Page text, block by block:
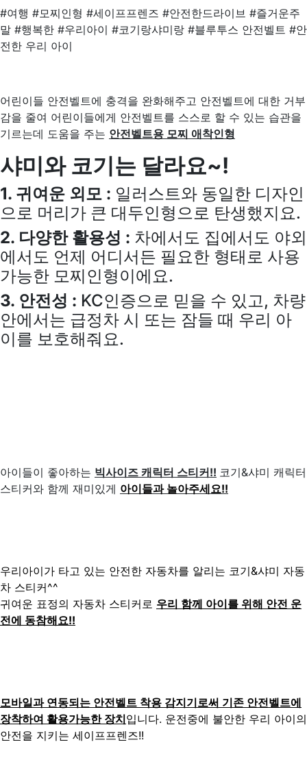
#여행 #모찌인형 #세이프프렌즈 #안전한드라이브 #즐거운주
말 #행복한 #우리아이 #코기랑샤미랑 #블루투스 안전벨트 #안
전한 우리 아이
어린이들 안전벨트에 충격을 완화해주고 안전벨트에 대한 거부
감을 줄여 어린이들에게 안전벨트를 스스로 할 수 있는 습관을
기르는데 도움을 주는 안전벨트용 모찌 애착인형
샤미와 코기는 달라요~!
1. 귀여운 외모 : 일러스트와 동일한 디자인
으로 머리가 큰 대두인형으로 탄생했지요.
2. 다양한 활용성 : 차에서도 집에서도 야외
에서도 언제 어디서든 필요한 형태로 사용
가능한 모찌인형이에요.
3. 안전성 : KC인증으로 믿을 수 있고, 차량
안에서는 급정차 시 또는 잠들 때 우리 아
이를 보호해줘요.
아이들이 좋아하는 빅사이즈 캐릭터 스티커!! 코기&샤미 캐릭터
스티커와 함께 재미있게 아이들과 놀아주세요!!
우리아이가 타고 있는 안전한 자동차를 알리는 코기&샤미 자동
차 스티커^^
귀여운 표정의 자동차 스티커로 우리 함께 아이를 위해 안전 운
전에 동참해요!!
모바일과 연동되는 안전벨트 착용 감지기로써 기존 안전벨트에
장착하여 활용가능한 장치입니다. 운전중에 불안한 우리 아이의
안전을 지키는 세이프프렌즈!!